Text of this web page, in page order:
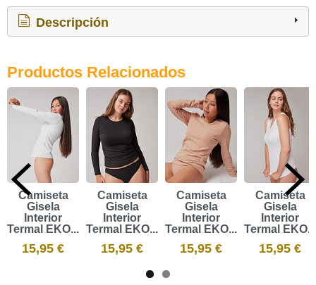
Descripción
Productos Relacionados
Camiseta
Gisela
Interior
Termal EKO...
15,95 €
Camiseta
Gisela
Interior
Termal EKO...
15,95 €
Camiseta
Gisela
Interior
Termal EKO...
15,95 €
Camiseta
Gisela
Interior
Termal EKO...
15,95 €